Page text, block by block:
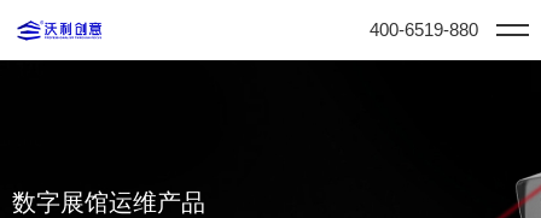
400-6519-880
数字展馆运维产品